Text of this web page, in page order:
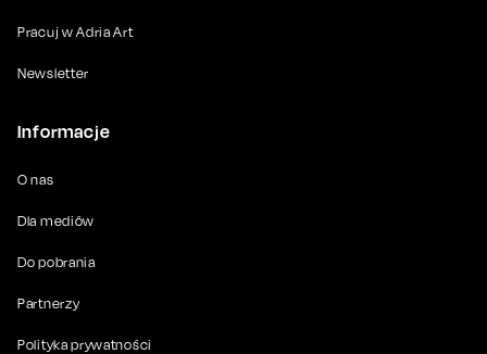
Pracuj w Adria Art
Newsletter
Informacje
O nas
Dla mediów
Do pobrania
Partnerzy
Polityka prywatności